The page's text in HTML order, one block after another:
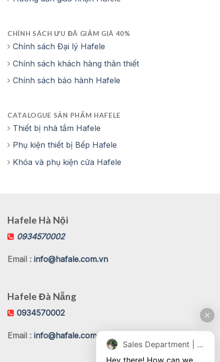
CHÍNH SÁCH ƯU ĐÃ GIẢM GIÁ 40%
Chính sách Đại lý Hafele
Chính sách khách hàng thân thiết
Chính sách bảo hành Hafele
CATALOGUE SẢN PHẨM HAFELE
Thiết bị nhà tắm Hafele
Phụ kiện thiết bị Bếp Hafele
Khóa và phụ kiện cửa Hafele
Hafele Hà Nội
0934570002
Email : info@hafale.com.vn
Hafele Đà Nẵng
0934570002
Email : info@hafale.com.vn
Sales Department | Chat online
Hey there! How can we